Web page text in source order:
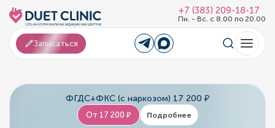
+7 (383) 209-18-17
Пн. - Вс. с 8.00 по 20.00
Записаться
ФГДС+ФКС (с наркозом) 17 200 ₽
От 17 200 ₽ Подробнее